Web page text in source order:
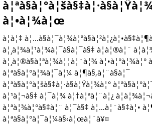
à¦•à¦¾à¦œ
à¦à¦‡
à¦¸à¦¾à¦¹à¦¾à¦¯à§à¦¯à§‡ à¦à¦®à¦¨
à¦¸à¦®à§à¦ªà¦¾à¦¦à¦¨à¦¾ à¦•à¦°à¦¾à¦°
à¦ªà§à¦°à¦¾à¦¯à¦¼ à¦¶à§‚à¦¨à§à¦¯
à¦ªà§à¦°à¦šà§‡à¦·à§à¦Ÿà¦¾à¦°
à¦¹à¦¬à§‡ à¦¯à¦¾ à¦†à¦ªà¦¨à¦¿
à¦ªà¦¾à¦°à§‡à¦¨ à¦¯à§‡ à¦…à¦¨à§‡à¦•
à¦ªà§à¦°à¦¯à¦¼à§‹à¦œà¦¨à¥¤